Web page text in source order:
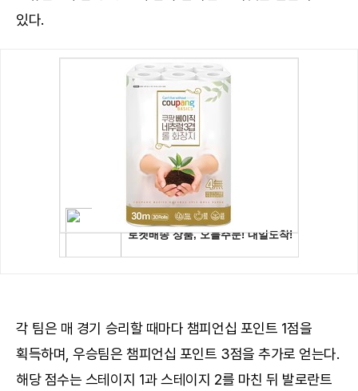
있다.
각 팀은 매 경기 승리할 때마다 챔피언십 포인트 1점을
획득하며, 우승팀은 챔피언십 포인트 3점을 추가로 얻는다.
해당 점수는 스테이지 1과 스테이지 2를 마친 뒤 발로란트